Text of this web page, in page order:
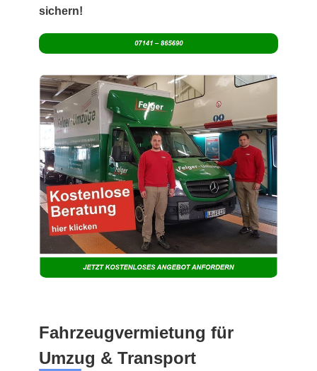
sichern!
Fahrzeugvermietung für
Umzug & Transport